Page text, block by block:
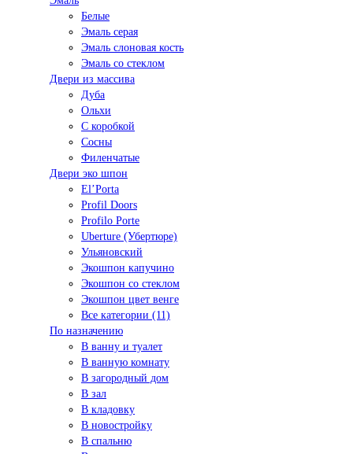
Белые
Эмаль серая
Эмаль слоновая кость
Эмаль со стеклом
Двери из массива
Дуба
Ольхи
С коробкой
Сосны
Филенчатые
Двери эко шпон
El’Porta
Profil Doors
Profilo Porte
Uberture (Убертюре)
Ульяновский
Экошпон капучино
Экошпон со стеклом
Экошпон цвет венге
Все категории (11)
По назначению
В ванну и туалет
В ванную комнату
В загородный дом
В зал
В кладовку
В новостройку
В спальню